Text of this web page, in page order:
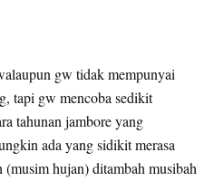
gw tidak mempunyai
tapi gw mencoba sedikit
tahunan jambore yang
ada yang sidikit merasa
hujan) ditambah musibah